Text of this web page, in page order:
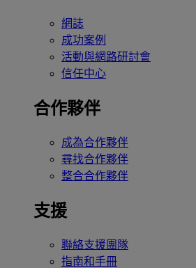
網誌
成功案例
活動與網路研討會
信任中心
合作夥伴
成為合作夥伴
尋找合作夥伴
整合合作夥伴
支援
聯絡支援團隊
指南和手冊